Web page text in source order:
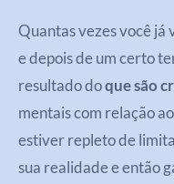
Quantas vezes você já
e depois de um certo
resultado doque são
mentais com relação
estiver repleto de
sua realidade e então